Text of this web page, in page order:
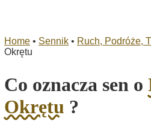
Home • Sennik • Ruch, Podróże,
Okrętu
Co oznacza sen o
Okrętu ?